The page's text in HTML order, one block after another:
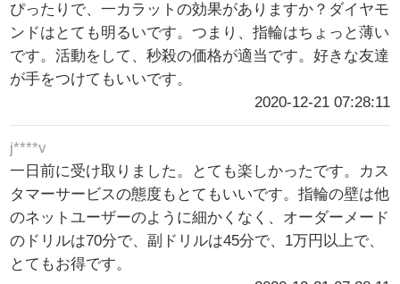
ぴったりで、一カラットの効果がありますか？ダイヤモ
ンドはとても明るいです。つまり、指輪はちょっと薄い
です。活動をして、秒殺の価格が適当です。好きな友達
が手をつけてもいいです。
2020-12-21 07:28:11
j****v
一日前に受け取りました。とても楽しかったです。カス
タマーサービスの態度もとてもいいです。指輪の壁は他
のネットユーザーのように細かくなく、オーダーメード
のドリルは70分で、副ドリルは45分で、1万円以上で、
とてもお得です。